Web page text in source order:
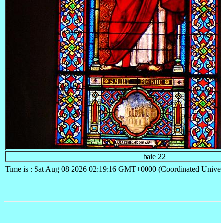
baie 22
Time is : Sat Aug 08 2026 02:19:16 GMT+0000 (Coordinated